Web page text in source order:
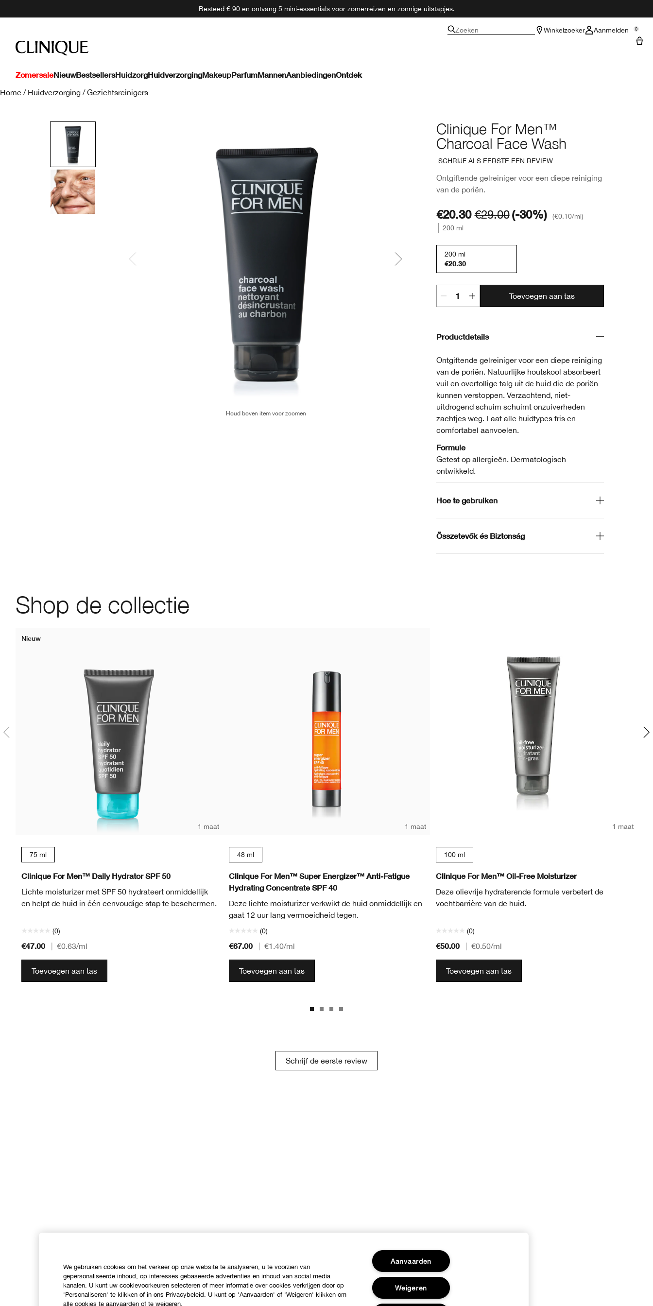
Besteed € 90 en ontvang 5 mini-essentials voor zomerreizen en zonnige uitstapjes.
Zoeken Winkelzoeker Aanmelden 0
ZomersaleNieuwBestsellersHuidzorgHuidverzorgingMakeupParfumMannenAanbiedingenOntdek
Home / Huidverzorging / Gezichtsreinigers
Clinique For Men™
Charcoal Face Wash
SCHRIJF ALS EERSTE EEN REVIEW
Ontgiftende gelreiniger voor een diepe reiniging
van de poriën.
Houd boven item voor zoomen
€20.30€29.00(-30%) €0.10/ml
200 ml
200 ml
€20.30
Toevoegen aan tas
Productdetails
Ontgiftende gelreiniger voor een diepe reiniging
van de poriën. Natuurlijke houtskool absorbeert
vuil en overtollige talg uit de huid die de poriën
kunnen verstoppen. Verzachtend, niet-
uitdrogend schuim schuimt onzuiverheden
zachtjes weg. Laat alle huidtypes fris en
comfortabel aanvoelen.
Formule
Getest op allergieën. Dermatologisch
ontwikkeld.
Hoe te gebruiken
Összetevők és Biztonság
Shop de collectie
Nieuw
1 maat
75 ml
Clinique For Men™ Daily Hydrator SPF 50
Lichte moisturizer met SPF 50 hydrateert onmiddellijk
en helpt de huid in één eenvoudige stap te beschermen.
(0)
€47.00 €0.63/ml
Toevoegen aan tas
1 maat
48 ml
Clinique For Men™ Super Energizer™ Anti-Fatigue
Hydrating Concentrate SPF 40
Deze lichte moisturizer verkwikt de huid onmiddellijk en
gaat 12 uur lang vermoeidheid tegen.
(0)
€67.00 €1.40/ml
Toevoegen aan tas
1 maat
100 ml
Clinique For Men™ Oil-Free Moisturizer
Deze olievrije hydraterende formule verbetert de
vochtbarrière van de huid.
(0)
€50.00 €0.50/ml
Toevoegen aan tas
Schrijf de eerste review
We gebruiken cookies om het verkeer op onze website te analyseren, u te voorzien van
gepersonaliseerde inhoud, op interesses gebaseerde advertenties en inhoud van social media
kanalen. U kunt uw cookievoorkeuren selecteren of meer informatie over cookies verkrijgen door op
'Personaliseren' te klikken of in ons Privacybeleid. U kunt op 'Aanvaarden' of 'Weigeren' klikken om
alle cookies te aanvaarden of te weigeren.
Aanvaarden
Weigeren